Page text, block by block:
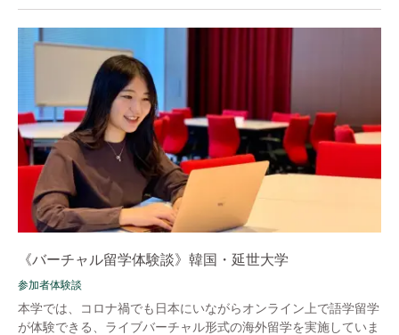
《バーチャル留学体験談》韓国・延世大学
参加者体験談
本学では、コロナ禍でも日本にいながらオンライン上で語学留学
が体験できる、ライブバーチャル形式の海外留学を実施していま